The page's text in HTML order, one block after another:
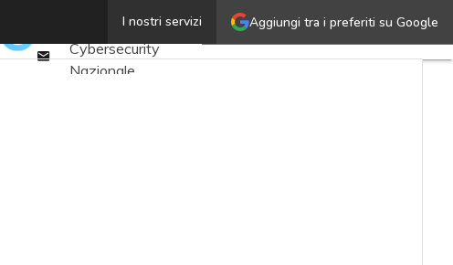
Aggiungi tra i preferiti su Google
I nostri servizi
Email
Ultimi articoli
Cybersecurity
Nazionale